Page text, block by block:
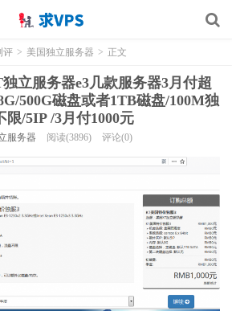
评 > 美国独立服务器 > 正文
立服务器e3几款服务器3月付超
500G磁盘或者1TB磁盘/100M独
/5IP /3月付1000元
服务器 阅读(3896) 评论(0)